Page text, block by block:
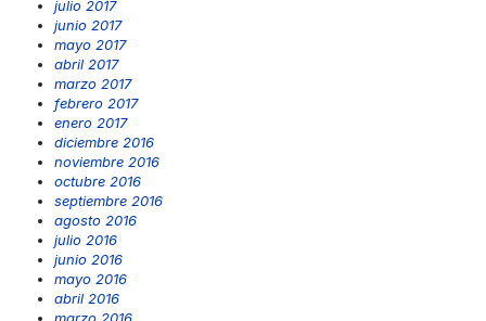
julio 2017
junio 2017
mayo 2017
abril 2017
marzo 2017
febrero 2017
enero 2017
diciembre 2016
noviembre 2016
octubre 2016
septiembre 2016
agosto 2016
julio 2016
junio 2016
mayo 2016
abril 2016